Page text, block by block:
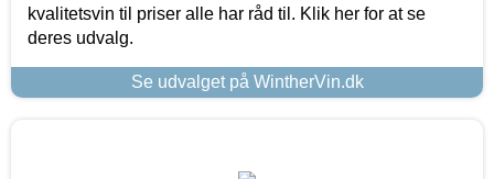
kvalitetsvin til priser alle har råd til. Klik her for at se
deres udvalg.
Se udvalget på WintherVin.dk